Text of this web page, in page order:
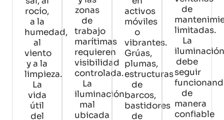
rocío,
a la
humedad,
al
viento
y a la
limpieza.
La
vida
útil
del
zonas
de
trabajo
marítimas
requieren
visibilidad
controlada.
La
iluminación
mal
ubicada
activos
móviles
o
vibrantes.
Grúas,
plumas,
estructuras
de
barcos,
bastidores
de
de
limitadas.
La
iluminación
debe
seguir
de
manera
confiable